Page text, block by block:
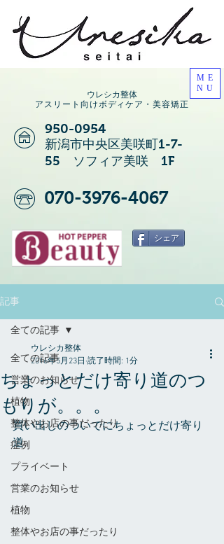
ウレシカ整体
アスリート向けボディケア・美容矯正
ME
NU
950-0954
新潟市中央区美咲町1-7-
55 ソフィア美咲 1F
070-3976-4067
シェア
記事
全ての記事
営業のお知らせ
植物
整体やお店の事だったり
症例
プライベート
営業のお知らせ
植物
整体やお店の事だったり
全ての記事
ちょっとだけ寄り道のつ
もりが。。。
ウレシカ整体
2016年5月23日 読了時間: 1分
買い出しのついでにちょっとだけ寄り
道